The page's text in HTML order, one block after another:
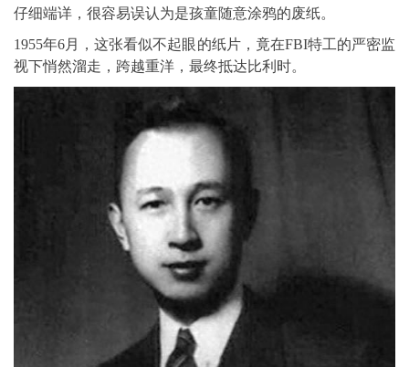
仔细端详，很容易误认为是孩童随意涂鸦的废纸。
1955年6月，这张看似不起眼的纸片，竟在FBI特工的严密监
视下悄然溜走，跨越重洋，最终抵达比利时。